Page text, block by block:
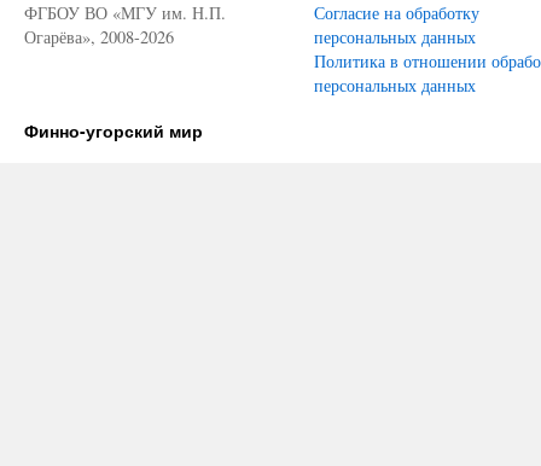
ФГБОУ ВО «МГУ им. Н.П.
Огарёва», 2008-2026
Согласие на обработку
персональных данных
Политика в отношении
персональных данных
Финно-угорский мир